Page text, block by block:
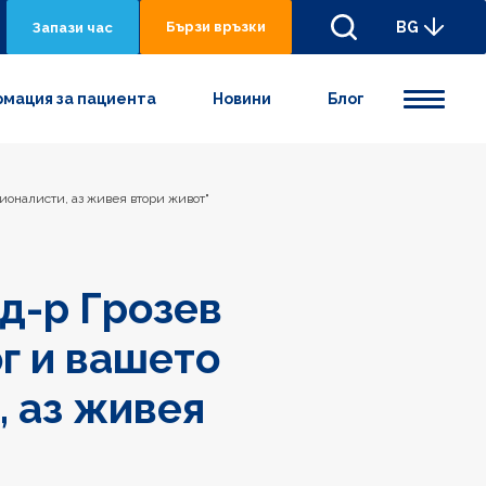
Запази час Бързи връзки BG
за пациента Новини Блог
аз живея втори живот"
р Грозев
и вашето
аз живея